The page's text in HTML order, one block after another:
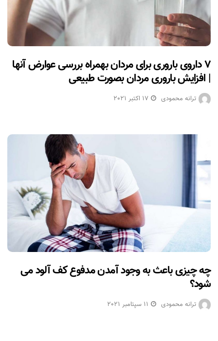
۷ داروی باروری برای مردان بهمراه بررسی عوارض آنها
| افزایش باروری مردان بصورت طبیعی
ترانه محمودی 17 اکتبر 2021
چه چیزی باعث به وجود آمدن مدفوع کف آلود می
شود؟
ترانه محمودی 11 سپتامبر 2021